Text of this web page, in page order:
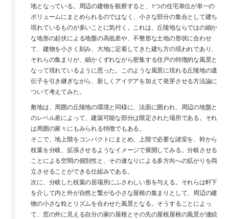
地となっている。周辺の建物を観察すると、1つの住宅単位が単一の
ボリュームにまとめられるのではなく、小さな部分の集合として建ち
現れているものが多いことに気付く。これは、丘陵地ならではの細か
な地形の起伏による地盤の高低差や、不整形な土地の形状に合わせ
て、建物を小さく刻み、大地に定着してきた建ち方の現われであり、
それらの集まりが、細かくずれながら密集する住戸の特徴的な風景と
なって現れているように思った。このような風景に現れる丘陵地の遺
伝子を引き継ぎながら、新しくアイデアを加えて発芽させる方法論に
ついて考えてみた。
敷地は、周囲の丘陵地の環境と同様に、法面に囲われ、周辺の地盤と
のレベル差によって、建築可能な部分は限定された場所である。それ
は周囲の家々にもみられる特徴でもある。
そこで、地上階をコンパクトにまとめ、上階で必要な諸室を、幹から
枝葉を分岐、拡張させるようなイメージで展開してみる。分岐させる
ことによる空間の個別性と、その連なりによる多方向への拡がりを両
立させることができる仕組みである。
次に、分岐した枝葉の居場所にふさわしい形を与える。それらは軒下
を介して内と外が自然と繋がる小さな屋根の集まりとして、周辺の建
物の小さな粒とリズムを合わせた風景となる。そうすることによっ
て、窓の外に見える自分の家の屋根とその先の屋根屋根の風景が連続